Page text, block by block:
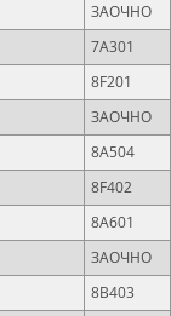
ЗАОЧНО
7A301
8F201
ЗАОЧНО
8A504
8F402
8A601
ЗАОЧНО
8B403